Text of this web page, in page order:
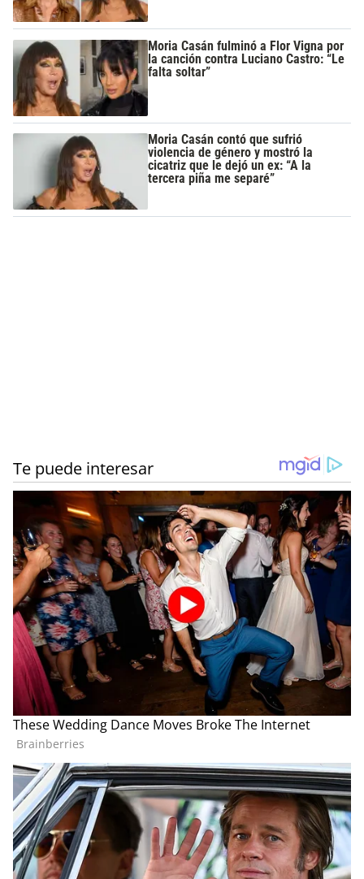
Moria Casán fulminó a Flor Vigna por
la canción contra Luciano Castro: “Le
falta soltar”
Moria Casán contó que sufrió
violencia de género y mostró la
cicatriz que le dejó un ex: “A la
tercera piña me separé”